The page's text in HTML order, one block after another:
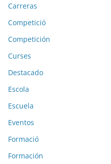
Carreras
Competició
Competición
Curses
Destacado
Escola
Escuela
Eventos
Formació
Formación